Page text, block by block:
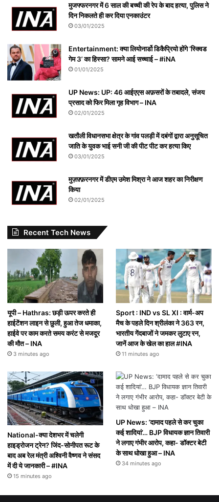
मुजफ्फरनगर में 6 साल की बच्ची की रेप के बाद हत्या, पुलिस ने
दिन निकलते ही कर दिया एनकाउंटर
03/01/2025
Entertainment: क्या लियोनार्डो डिकैप्रियो होंगे ‘स्क्विड
गेम 3’ का हिस्सा? सामने आई सच्चाई – #iNA
01/01/2025
UP News: UP: 46 आईएएस अफ़सरों के तबादले, संजय
प्रसाद को फिर मिला गृह विभाग – INA
02/01/2025
खतौली विधानसभा क्षेत्र के गांव पलड़ी में दबंगों द्वारा अनुसूचित
जाति के युवक भाई सनी जी की पीट पीट कर हत्या किए
03/01/2025
मुज़फ़्फ़रनगर में डीएम उमेश मिश्रा ने आज शहर का निरीक्षण
किया
02/01/2025
Recent Tech News
यूपी – Hathras: छड़ी ऊपर करते ही
हाईटेंशन लाइन से छुली, हुआ तेज धमाका,
हाईवे पर काम करते समय करंट से मजदूर
की मौत – INA
3 minutes ago
Sport : IND vs SL XI : वार्म-अप
मैच के पहले दिन श्रीलंका ने 363 रन,
भारतीय गेंदबाजों ने जमकर लुटाए रन,
जानें आज के खेल का हाल #INA
11 minutes ago
National-क्या देशभर में चलेगी
हाइड्रोजन ट्रेन? जिंद-सोनीपत रूट के
बाद अब रेल मंत्री अश्विनी वैष्णव ने संसद
में दी ये जानकारी – #INA
15 minutes ago
UP News: ‘दामाद पहले से कर चुका
कई शादियां’… BJP विधायक ज्ञान तिवारी
ने लगाए गंभीर आरोप, कहा- डॉक्टर बेटी
के साथ धोखा हुआ – INA
34 minutes ago